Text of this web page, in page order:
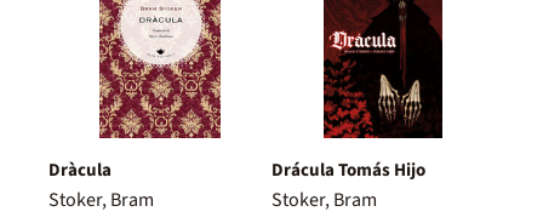
Dràcula
Stoker, Bram
Drácula Tomás Hijo
Stoker, Bram